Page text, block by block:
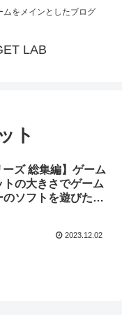
ムをメインとしたブログ
LAB
ト
ーズ 総集編】ゲーム
の大きさでゲーム
ソフトを遊びたい
2023.12.02